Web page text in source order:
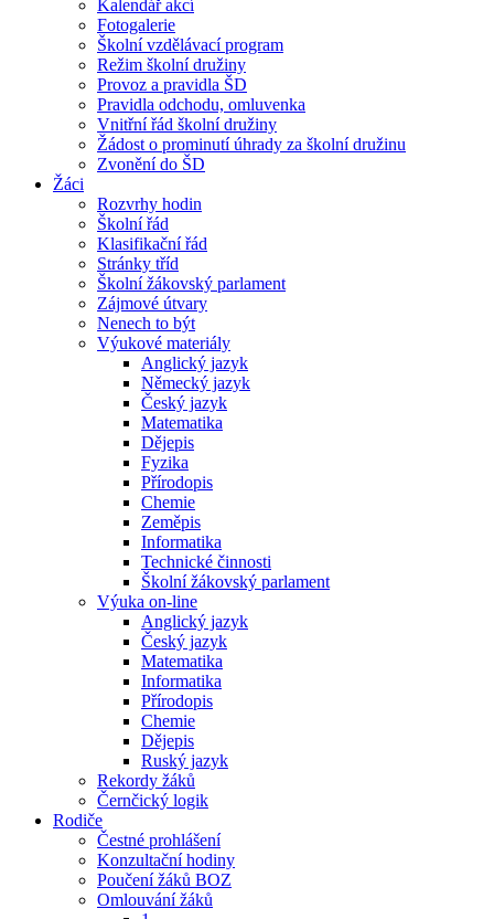
Kalendář akcí
Fotogalerie
Školní vzdělávací program
Režim školní družiny
Provoz a pravidla ŠD
Pravidla odchodu, omluvenka
Vnitřní řád školní družiny
Žádost o prominutí úhrady za školní družinu
Zvonění do ŠD
Žáci
Rozvrhy hodin
Školní řád
Klasifikační řád
Stránky tříd
Školní žákovský parlament
Zájmové útvary
Nenech to být
Výukové materiály
Anglický jazyk
Německý jazyk
Český jazyk
Matematika
Dějepis
Fyzika
Přírodopis
Chemie
Zeměpis
Informatika
Technické činnosti
Školní žákovský parlament
Výuka on-line
Anglický jazyk
Český jazyk
Matematika
Informatika
Přírodopis
Chemie
Dějepis
Ruský jazyk
Rekordy žáků
Černčický logik
Rodiče
Čestné prohlášení
Konzultační hodiny
Poučení žáků BOZ
Omlouvání žáků